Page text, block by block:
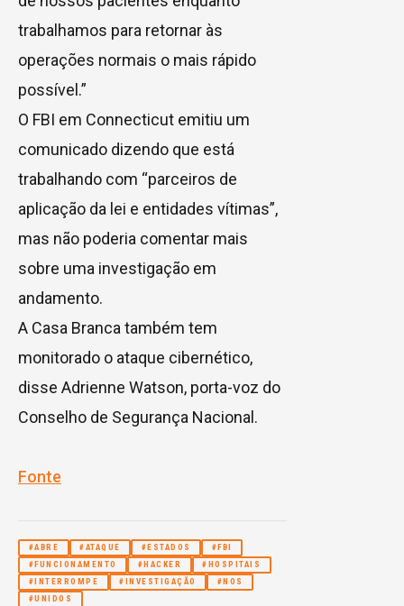
trabalhamos para retornar às
operações normais o mais rápido
possível.”
O FBI em Connecticut emitiu um
comunicado dizendo que está
trabalhando com “parceiros de
aplicação da lei e entidades vítimas”,
mas não poderia comentar mais
sobre uma investigação em
andamento.
A Casa Branca também tem
monitorado o ataque cibernético,
disse Adrienne Watson, porta-voz do
Conselho de Segurança Nacional.
Fonte
#ABRE #ATAQUE #ESTADOS
#FBI
#FUNCIONAMENTO
#HACKER
#HOSPITAIS
#INTERROMPE
#INVESTIGAÇÃO
#NOS
#UNIDOS